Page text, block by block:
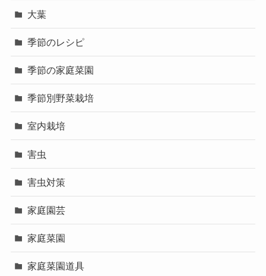
大葉
季節のレシピ
季節の家庭菜園
季節別野菜栽培
室内栽培
害虫
害虫対策
家庭園芸
家庭菜園
家庭菜園道具